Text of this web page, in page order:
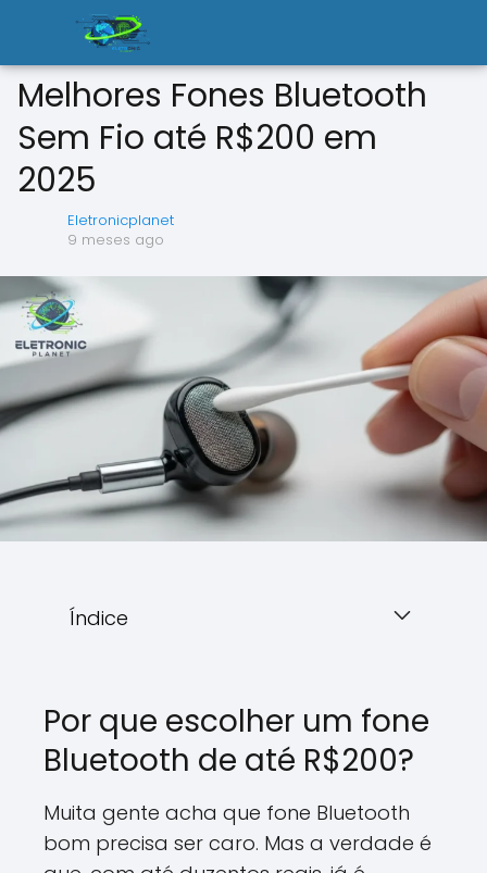
Melhores Fones Bluetooth
Sem Fio até R$200 em
2025
Eletronicplanet
9 meses ago
Índice
Por que escolher um fone
Bluetooth de até R$200?
Muita gente acha que fone Bluetooth
bom precisa ser caro. Mas a verdade é